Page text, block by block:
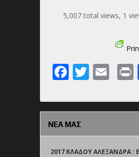
5,007 total views, 1
Facebook
ΝΕΑ ΜΑΣ
2017 ΚΛΑΔΟΥ ΑΛΕΞΑΝΔΡΑ :